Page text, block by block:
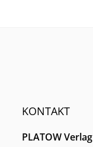
KONTAKT
PLATOW Verlag